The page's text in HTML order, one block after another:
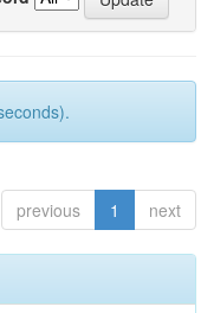
previous 1 next